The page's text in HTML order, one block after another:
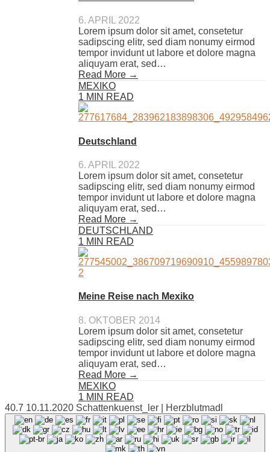
6. APRIL 2022
Lorem ipsum dolor sit amet, consetetur
sadipscing elitr, sed diam nonumy eirmod
tempor invidunt ut labore et dolore magna
aliquyam erat, sed…
Read More →
MEXIKO
1 MIN READ
Deutschland
6. APRIL 2022
Lorem ipsum dolor sit amet, consetetur
sadipscing elitr, sed diam nonumy eirmod
tempor invidunt ut labore et dolore magna
aliquyam erat, sed…
Read More →
DEUTSCHLAND
1 MIN READ
Meine Reise nach Mexiko
8. OKTOBER 2014
Lorem ipsum dolor sit amet, consetetur
sadipscing elitr, sed diam nonumy eirmod
tempor invidunt ut labore et dolore magna
aliquyam erat, sed…
Read More →
MEXIKO
1 MIN READ
40.7 10.11.2020 Schattenkuenst_ler | Herzblutmadl